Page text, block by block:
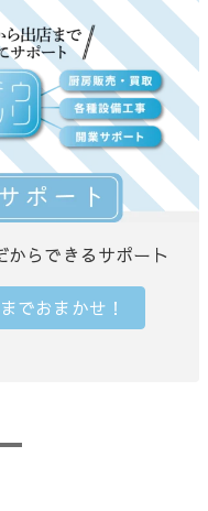
らできるサポート
でおまかせ！